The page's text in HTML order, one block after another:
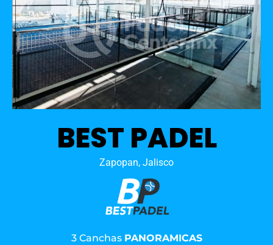
BEST PADEL
Zapopan, Jalisco
3 Canchas PANORAMICAS